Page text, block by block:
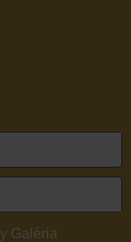
Galéria